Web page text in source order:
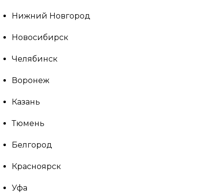
Нижний Новгород
Новосибирск
Челябинск
Воронеж
Казань
Тюмень
Белгород
Красноярск
Уфа